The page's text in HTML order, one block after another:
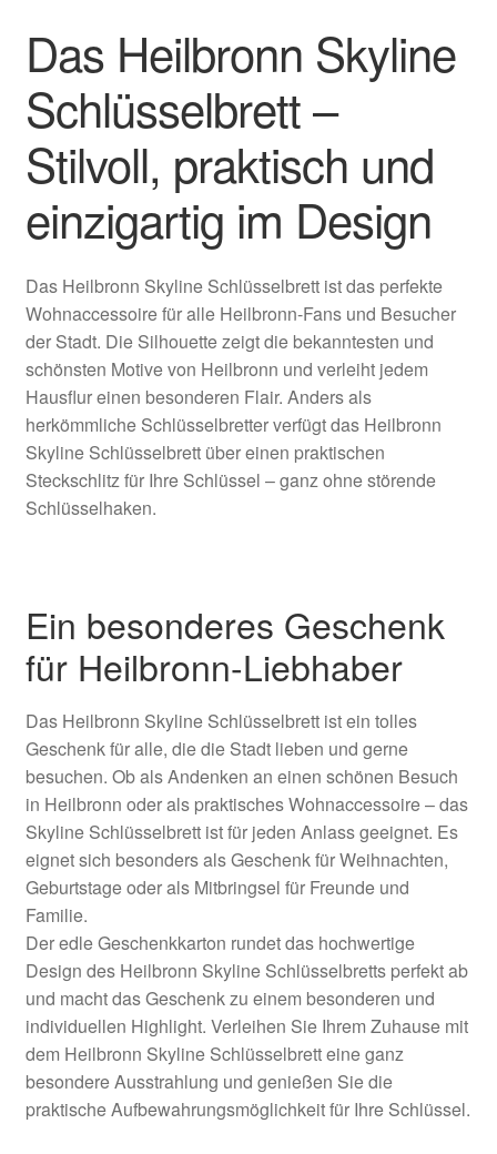
Das Heilbronn Skyline
Schlüsselbrett –
Stilvoll, praktisch und
einzigartig im Design
Das Heilbronn Skyline Schlüsselbrett ist das perfekte
Wohnaccessoire für alle Heilbronn-Fans und Besucher
der Stadt. Die Silhouette zeigt die bekanntesten und
schönsten Motive von Heilbronn und verleiht jedem
Hausflur einen besonderen Flair. Anders als
herkömmliche Schlüsselbretter verfügt das Heilbronn
Skyline Schlüsselbrett über einen praktischen
Steckschlitz für Ihre Schlüssel – ganz ohne störende
Schlüsselhaken.
Ein besonderes Geschenk
für Heilbronn-Liebhaber
Das Heilbronn Skyline Schlüsselbrett ist ein tolles
Geschenk für alle, die die Stadt lieben und gerne
besuchen. Ob als Andenken an einen schönen Besuch
in Heilbronn oder als praktisches Wohnaccessoire – das
Skyline Schlüsselbrett ist für jeden Anlass geeignet. Es
eignet sich besonders als Geschenk für Weihnachten,
Geburtstage oder als Mitbringsel für Freunde und
Familie.
Der edle Geschenkkarton rundet das hochwertige
Design des Heilbronn Skyline Schlüsselbretts perfekt ab
und macht das Geschenk zu einem besonderen und
individuellen Highlight. Verleihen Sie Ihrem Zuhause mit
dem Heilbronn Skyline Schlüsselbrett eine ganz
besondere Ausstrahlung und genießen Sie die
praktische Aufbewahrungsmöglichkeit für Ihre Schlüssel.